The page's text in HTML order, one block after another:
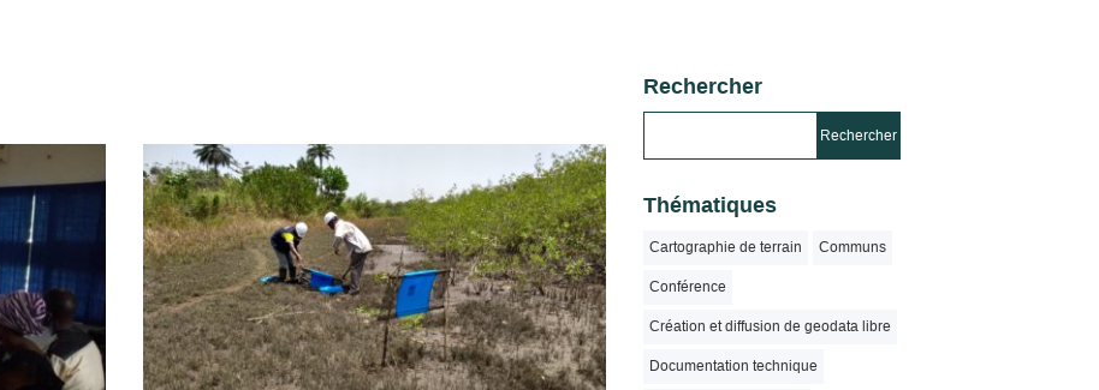
Rechercher
Thématiques
Cartographie de terrain Communs
Conférence
Création et diffusion de geodata libre
Documentation technique